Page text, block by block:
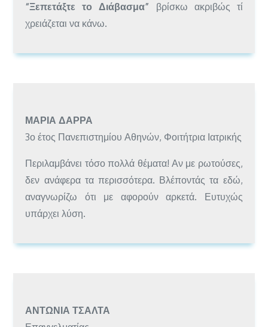
“Ξεπετάξτε το Διάβασμα” βρίσκω ακριβώς τί
χρειάζεται να κάνω.
ΜΑΡΊΑ ΔΆΡΡΑ
3ο έτος Πανεπιστημίου Αθηνών, Φοιτήτρια Ιατρικής
Περιλαμβάνει τόσο πολλά θέματα! Αν με ρωτούσες,
δεν ανάφερα τα περισσότερα. Βλέποντάς τα εδώ,
αναγνωρίζω ότι με αφορούν αρκετά. Ευτυχώς
υπάρχει λύση.
ΑΝΤΩΝΊΑ ΤΣΆΛΤΑ